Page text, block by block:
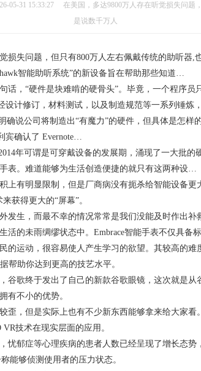
05-31 15:33:27
在美国，多达9800万人存在听觉损失问题
是说数千万人
失问题，但只有800万人左右佩戴传统的助听器,
智能助听系统”的新设备旨在帮助那些知道…
，“硬件是块难啃的硬骨头”。毕竟，一个程序员
设计修订，材料测试，以及制造规范等一系列锤炼
说公司将制造出“有魔力”的硬件，但具体是怎样
宾确认了 Evernote…
年可谓是可穿戴设备的发展期，涌现了一大批的
表。难道能够为生活创造便捷的就只有这两种设…
有明显限制，但是厂商病没有扼杀给智能设备更
获得更大的“屏幕”。
生，而最不幸的情况常常是我们没能及时作出补
活的未雨绸缪状态中。Embrace智能手表不仅具备
运动，很容易使人产生学习的欲望。其较高的难
帮助你达到更高的技艺水平。
歌终于发出了自己的新款谷歌眼镜，这次就是从
有不小的优势。
，但是实际上也有不少新东西能够拿来给大家看
技术在现实层面的应用。
郁症等心理疾病的患者人数已经呈现了增长态势
能够侦测使用者的压力状态。